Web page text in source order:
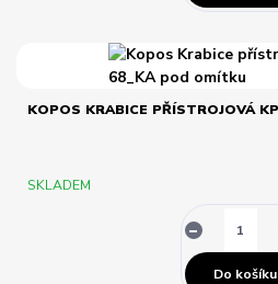
KOPOS KRABICE PŘÍSTROJOVÁ
SKLADEM
Do košíku